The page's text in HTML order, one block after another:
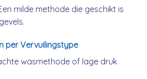
milde methode die geschikt is
per Vervuilingstype
wasmethode of lage druk